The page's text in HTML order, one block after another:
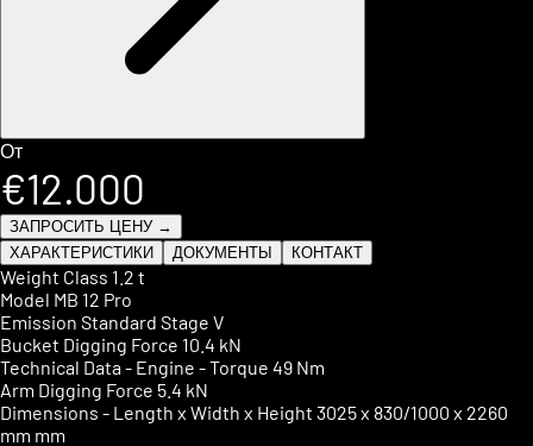
От
€12.000
ЗАПРОСИТЬ ЦЕНУ →
ХАРАКТЕРИСТИКИ
ДОКУМЕНТЫ КОНТАКТ
Weight Class 1.2 t
Model MB 12 Pro
Emission Standard Stage V
Bucket Digging Force 10.4 kN
Technical Data - Engine - Torque 49 Nm
Arm Digging Force 5.4 kN
Dimensions - Length x Width x Height 3025 x 830/1000 x 2260
mm mm